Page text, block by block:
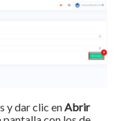
y dar clic enAbrir